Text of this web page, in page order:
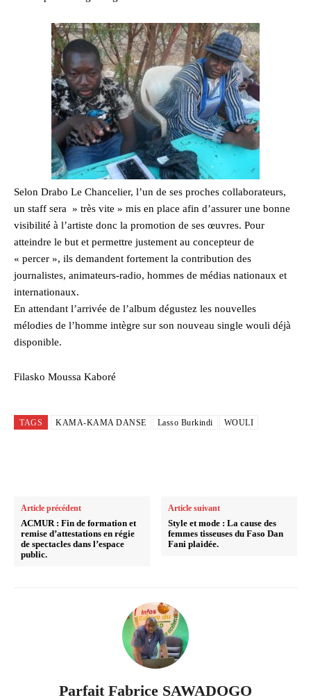
Selon Drabo Le Chancelier, l’un de ses proches collaborateurs,
un staff sera » très vite » mis en place afin d’assurer une bonne
visibilité à l’artiste donc la promotion de ses œuvres. Pour
atteindre le but et permettre justement au concepteur de
« percer », ils demandent fortement la contribution des
journalistes, animateurs-radio, hommes de médias nationaux et
internationaux.
En attendant l’arrivée de l’album dégustez les nouvelles
mélodies de l’homme intègre sur son nouveau single wouli déjà
disponible.
Filasko Moussa Kaboré
TAGS KAMA-KAMA DANSE Lasso Burkindi WOULI
Article précédent
ACMUR : Fin de formation et
remise d’attestations en régie
de spectacles dans l’espace
public.
Article suivant
Style et mode : La cause des
femmes tisseuses du Faso Dan
Fani plaidée.
Parfait Fabrice SAWADOGO